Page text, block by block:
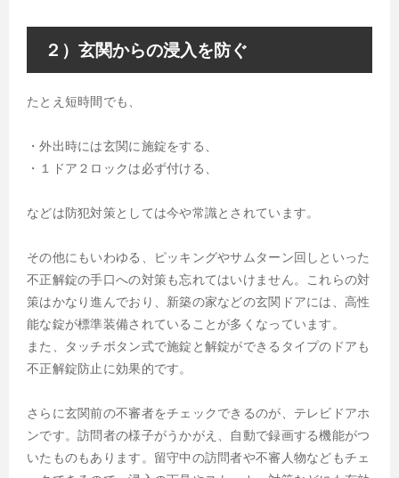
２）玄関からの浸入を防ぐ
たとえ短時間でも、
・外出時には玄関に施錠をする、
・１ドア２ロックは必ず付ける、
などは防犯対策としては今や常識とされています。
その他にもいわゆる、ピッキングやサムターン回しといった
不正解錠の手口への対策も忘れてはいけません。これらの対
策はかなり進んでおり、新築の家などの玄関ドアには、高性
能な錠が標準装備されていることが多くなっています。
また、タッチボタン式で施錠と解錠ができるタイプのドアも
不正解錠防止に効果的です。
さらに玄関前の不審者をチェックできるのが、テレビドアホ
ンです。訪問者の様子がうかがえ、自動で録画する機能がつ
いたものもあります。留守中の訪問者や不審人物などもチェ